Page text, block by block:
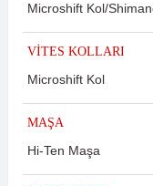
Microshift Kol/
VİTES KOLLARI
Microshift Kol
MAŞA
Hi-Ten Maşa